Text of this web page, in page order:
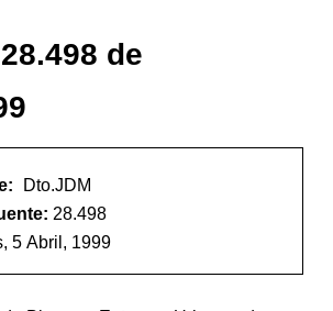
de
Dto.JDM
28.498
5 Abril, 1999